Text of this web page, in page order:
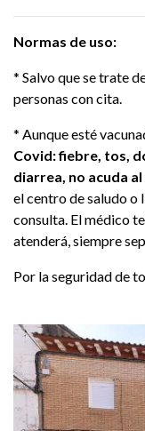
Normas de uso:
* Salvo que se trate
personas con cita.
* Aunque esté
Covid: fiebre, tos,
diarrea, no acuda
el centro de saludo o
consulta. El médico
atenderá, siempre
Por la seguridad de